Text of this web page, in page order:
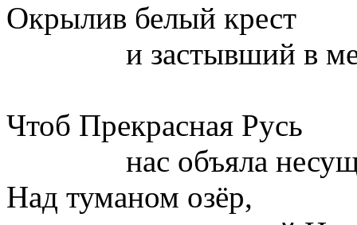
Окрылив белый крест
и застывший в
Чтоб Прекрасная Русь
нас объяла
Над туманом озёр,